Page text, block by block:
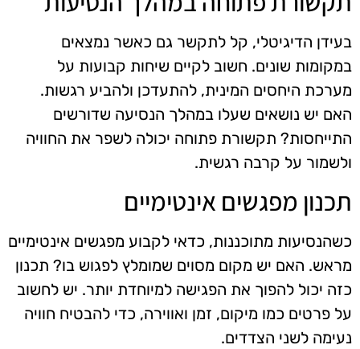
בעידן הדיגיטלי, קל לתקשר גם כאשר נמצאים
במקומות שונים. חשוב לקיים שיחות קבועות על
מערכת היחסים המינית, להתעדכן ולהביע רגשות.
האם יש נושאים שעלו במהלך הנסיעה שדורשים
התייחסות? תקשורת פתוחה יכולה לשפר את החוויה
ולשמור על קרבה רגשית.
תכנון מפגשים אינטימיים
כשהנסיעות מתוכננות, כדאי לקבוע מפגשים אינטימיים
מראש. האם יש מקום מסוים שמומלץ לפגוש בו? תכנון
כזה יכול להפוך את הפגישה למיוחדת יותר. יש לחשוב
על פרטים כמו מיקום, זמן ואווירה, כדי להבטיח חוויה
נעימה לשני הצדדים.